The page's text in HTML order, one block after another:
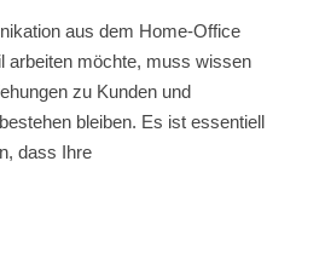
Teamgeist
aus dem Home-Office
arbeiten möchte, muss wissen
zu Kunden und
bleiben. Es ist essentiell
dass Ihre